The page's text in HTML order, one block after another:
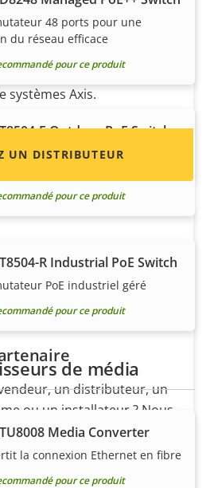
48 ports pour une
du réseau efficace
pour ce produit
E Outdoor PoE Switch
d’extérieur géré et prêt à
pour ce produit
R Industrial PoE Switch
PoE industriel géré
pour ce produit
de média
Media Converter
la connexion Ethernet en fibre
pour ce produit
revendeur ? Trouvez
distributeurs de produits
systèmes Axis.
UN DISTRIBUTEUR
un distributeur, un
ou un installateur ? Nous
dans quasiment tous
Découvrez comment en
devenir un !